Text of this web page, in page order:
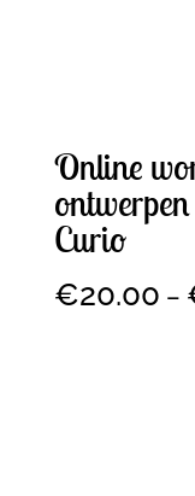
Online
Curio
€20.00 –